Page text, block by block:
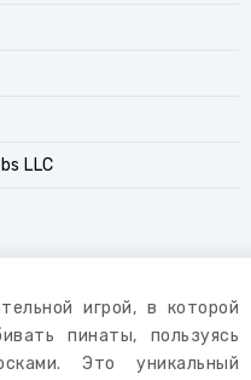
LLC
игрой, в которой
пинаты, пользуясь
Это уникальный